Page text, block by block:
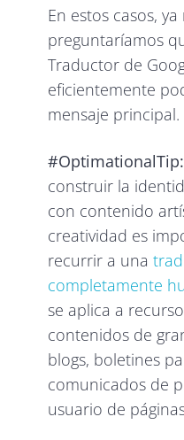
En estos casos,
preguntaríamos
Traductor de
eficientemente
mensaje principal.
#OptimationalTip:
construir la
con contenido
creatividad es
recurrir a una
completamente
se aplica a
contenidos de
blogs, boletines
comunicados de
usuario de